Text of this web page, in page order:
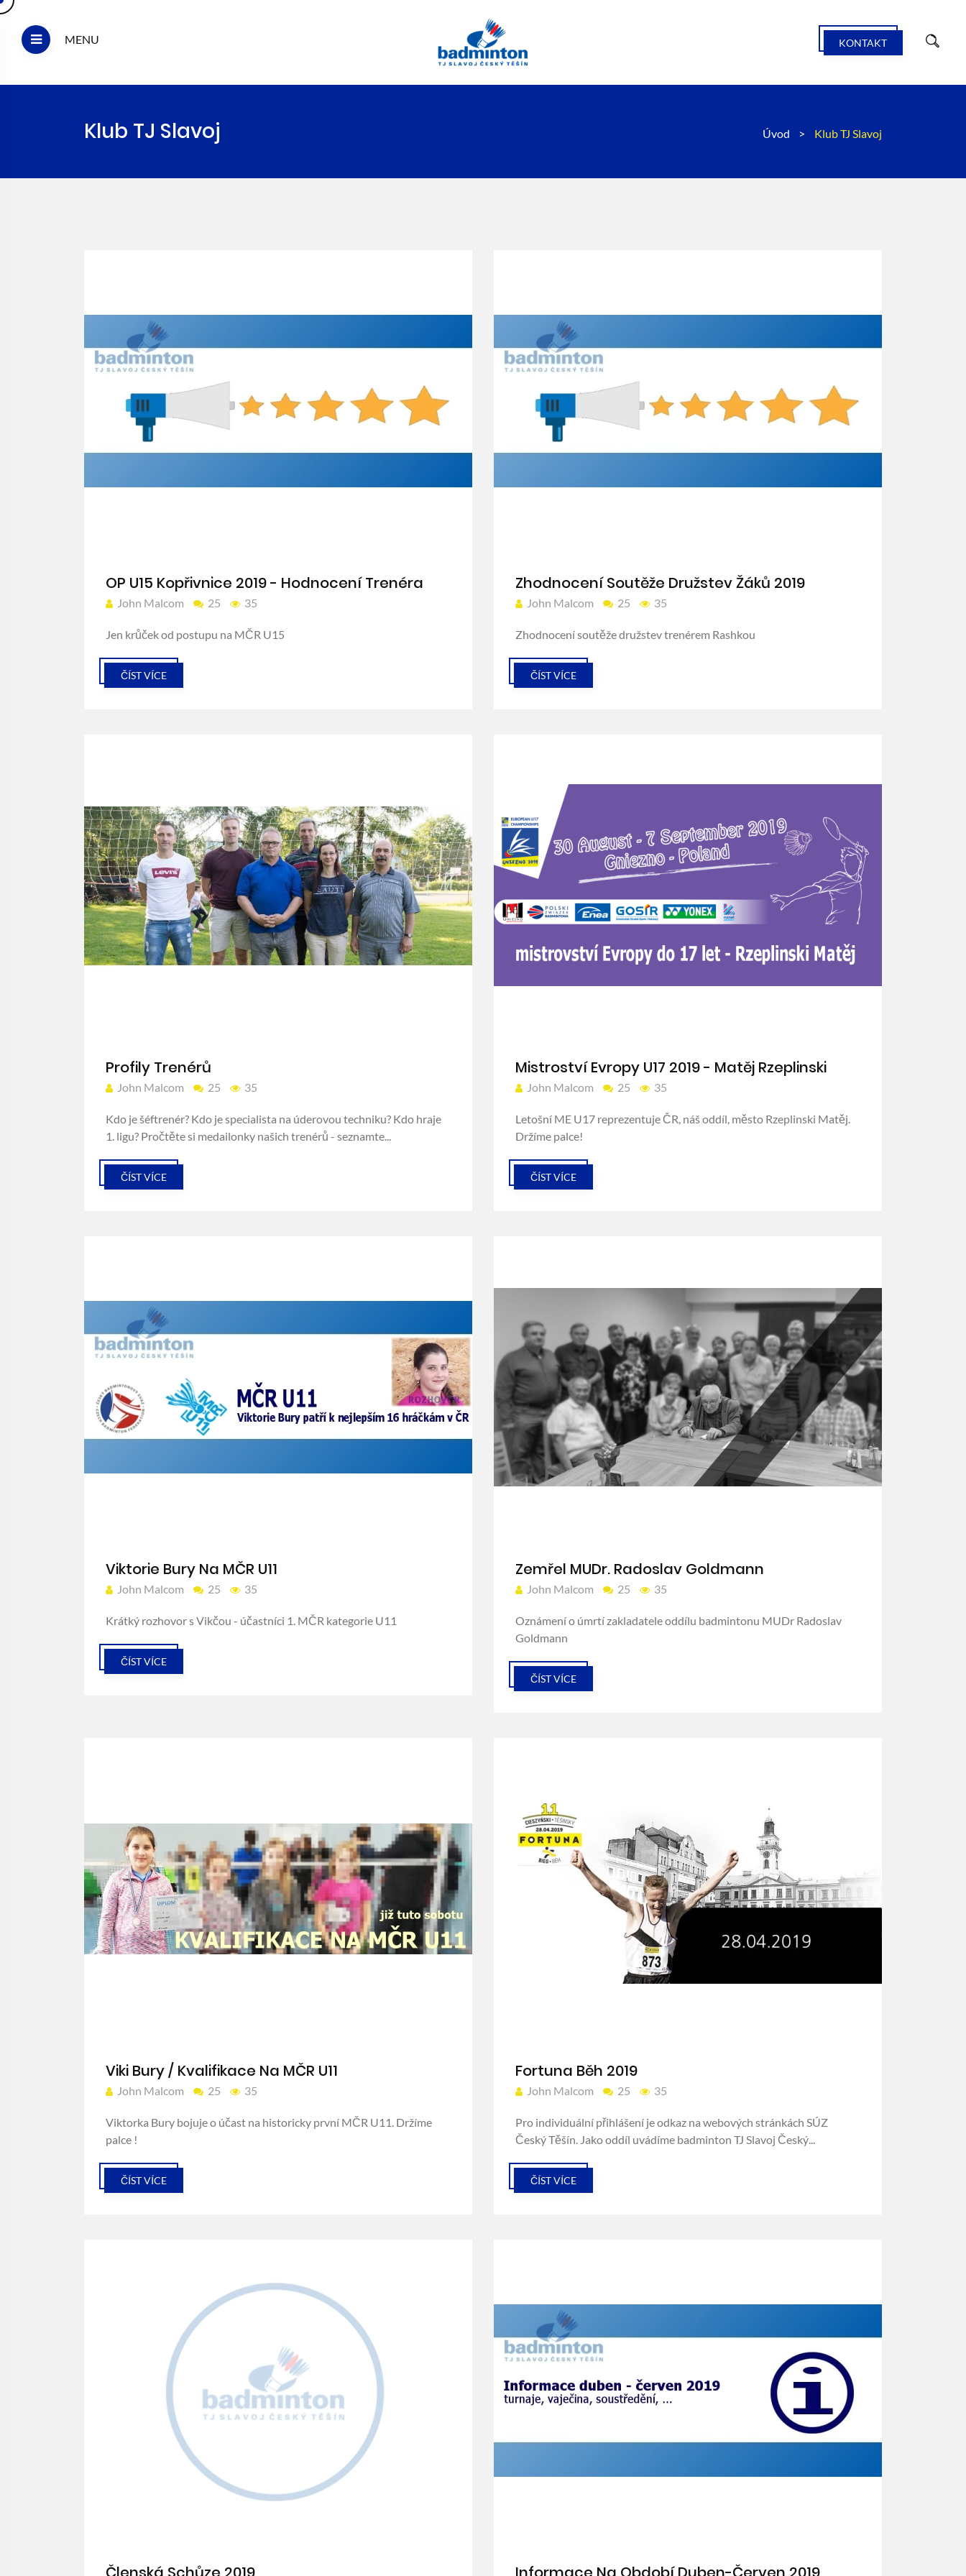
MENU KONTAKT
Klub TJ Slavoj Úvod > Klub TJ Slavoj
OP U15 Kopřivnice 2019 - Hodnocení Trenéra
John Malcom 25 35
Jen krůček od postupu na MČR U15
ČÍST VÍCE
Zhodnocení Soutěže Družstev Žáků 2019
John Malcom 25 35
Zhodnocení soutěže družstev trenérem Rashkou
ČÍST VÍCE
Profily Trenérů
John Malcom 25 35
Kdo je šéftrenér? Kdo je specialista na úderovou techniku? Kdo hraje
1. ligu? Pročtěte si medailonky našich trenérů - seznamte...
ČÍST VÍCE
Mistroství Evropy U17 2019 - Matěj Rzeplinski
John Malcom 25 35
Letošní ME U17 reprezentuje ČR, náš oddíl, město Rzeplinski Matěj.
Držíme palce!
ČÍST VÍCE
Viktorie Bury Na MČR U11
John Malcom 25 35
Krátký rozhovor s Vikčou - účastníci 1. MČR kategorie U11
ČÍST VÍCE
Zemřel MUDr. Radoslav Goldmann
John Malcom 25 35
Oznámení o úmrtí zakladatele oddílu badmintonu MUDr Radoslav
Goldmann
ČÍST VÍCE
Viki Bury / Kvalifikace Na MČR U11
John Malcom 25 35
Viktorka Bury bojuje o účast na historicky první MČR U11. Držíme
palce !
ČÍST VÍCE
Fortuna Běh 2019
John Malcom 25 35
Pro individuální přihlášení je odkaz na webových stránkách SÚZ
Český Těšín. Jako oddíl uvádíme badminton TJ Slavoj Český...
ČÍST VÍCE